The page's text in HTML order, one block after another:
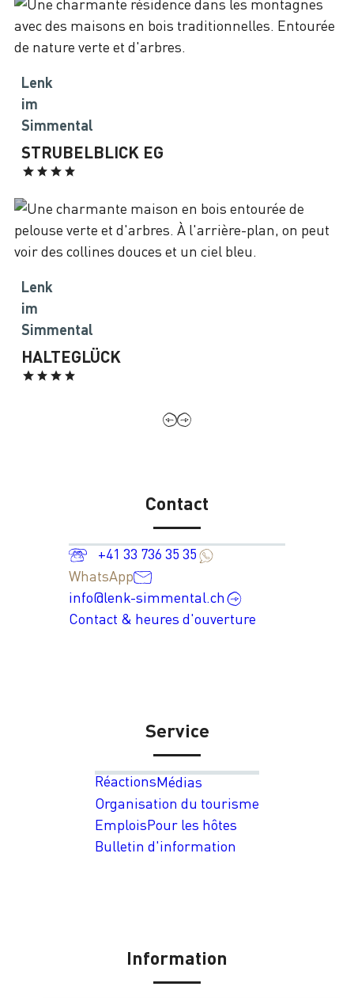
Lenk
im
Simmental
STRUBELBLICK EG
Lenk
im
Simmental
HALTEGLÜCK
Contact
+41 33 736 35 35
WhatsApp
info@lenk-simmental.ch
Contact & heures d'ouverture
Service
RéactionsMédias
Organisation du tourisme
EmploisPour les hôtes
Bulletin d'information
Information